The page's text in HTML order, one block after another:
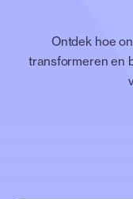
Ontdek hoe
transformeren en